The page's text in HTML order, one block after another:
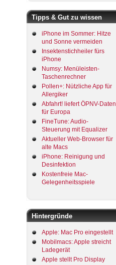
Tipps & Gut zu wissen
iPhone im Sommer: Hitze
und Sonne vermeiden
Insektenstichheiler fürs
iPhone
Numsy: Menüleisten-
Taschenrechner
Pollen+: Nützliche App für
Allergiker
Abfahrt! liefert ÖPNV-Daten
für Europa
FineTune: Audio-
Steuerung mit Equalizer
Aktueller Web-Browser für
alte Macs
iPhone: Reinigung und
Desinfektion
Kostenfreie Mac-
Gelegenheitsspiele
Hintergründe
Apple: Mac Pro eingestellt
Mobilmacs: Apple streicht
Ladegerät
Apple stellt Pro Display